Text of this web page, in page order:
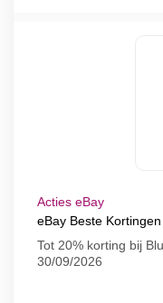
Acties eBay
eBay Beste
Tot 20% korting bij
30/09/2026